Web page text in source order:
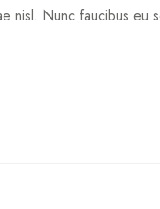
nisl. Nunc faucibus eu